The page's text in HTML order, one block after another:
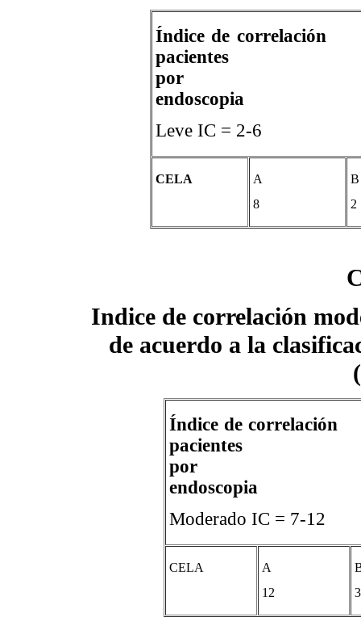
Índice de
pacientes
por
endoscopia
Leve IC =
CELA
A
8
B
2
Indice de correlación
de acuerdo a la
Índice de
pacientes
endoscopia
Moderado
CELA
A
12